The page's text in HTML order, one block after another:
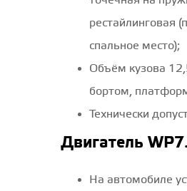
рестайлинговая
спальное место);
Объём кузова
бортом,
Технически
Двигатель
На автомобиле